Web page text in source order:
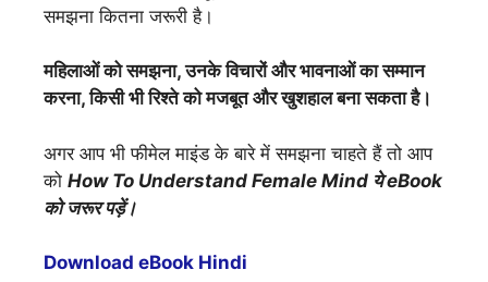
समझना कितना जरूरी है।
महिलाओं को समझना, उनके विचारों और भावनाओं का सम्मान
करना, किसी भी रिश्ते को मजबूत और खुशहाल बना सकता है।
अगर आप भी फीमेल माइंड के बारे में समझना चाहते हैं तो आप
को How To Understand Female Mind ये eBook
को जरूर पड़ें।
Download eBook Hindi